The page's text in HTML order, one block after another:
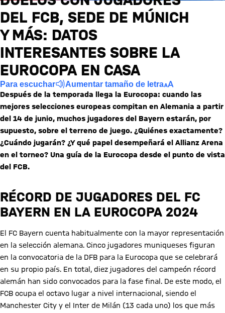
DEL FCB, SEDE DE MÚNICH
Y MÁS: DATOS
INTERESANTES SOBRE LA
EUROCOPA EN CASA
Para escuchar Aumentar tamaño de letra
Después de la temporada llega la Eurocopa: cuando las
mejores selecciones europeas compitan en Alemania a partir
del 14 de junio, muchos jugadores del Bayern estarán, por
supuesto, sobre el terreno de juego. ¿Quiénes exactamente?
¿Cuándo jugarán? ¿Y qué papel desempeñará el Allianz Arena
en el torneo? Una guía de la Eurocopa desde el punto de vista
del FCB.
RÉCORD DE JUGADORES DEL FC
BAYERN EN LA EUROCOPA 2024
El FC Bayern cuenta habitualmente con la mayor representación
en la selección alemana. Cinco jugadores muniqueses figuran
en la convocatoria de la DFB para la Eurocopa que se celebrará
en su propio país. En total, diez jugadores del campeón récord
alemán han sido convocados para la fase final. De este modo, el
FCB ocupa el octavo lugar a nivel internacional, siendo el
Manchester City y el Inter de Milán (13 cada uno) los que más